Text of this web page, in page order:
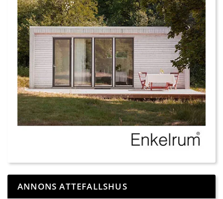
ANNONS ATTEFALLSHUS